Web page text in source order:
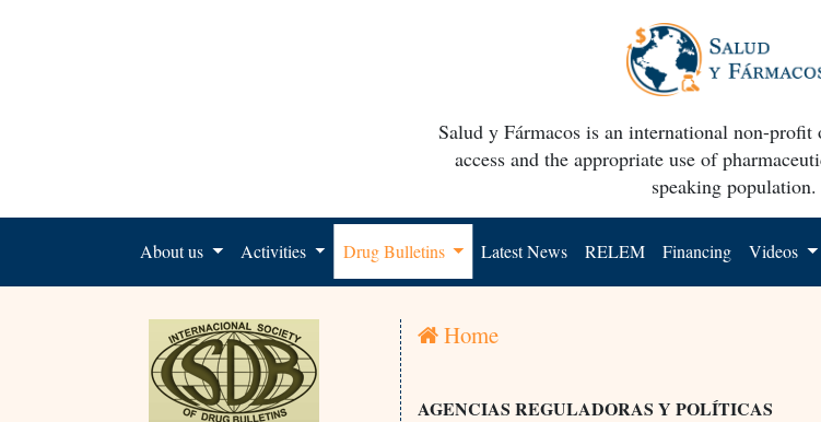
Salud y Fármacos is an international non-
access and the appropriate use of
speaking population.
About us Activities Drug Bulletins Latest News RELEM Financing Videos
Home
AGENCIAS REGULADORAS Y POLÍTICAS